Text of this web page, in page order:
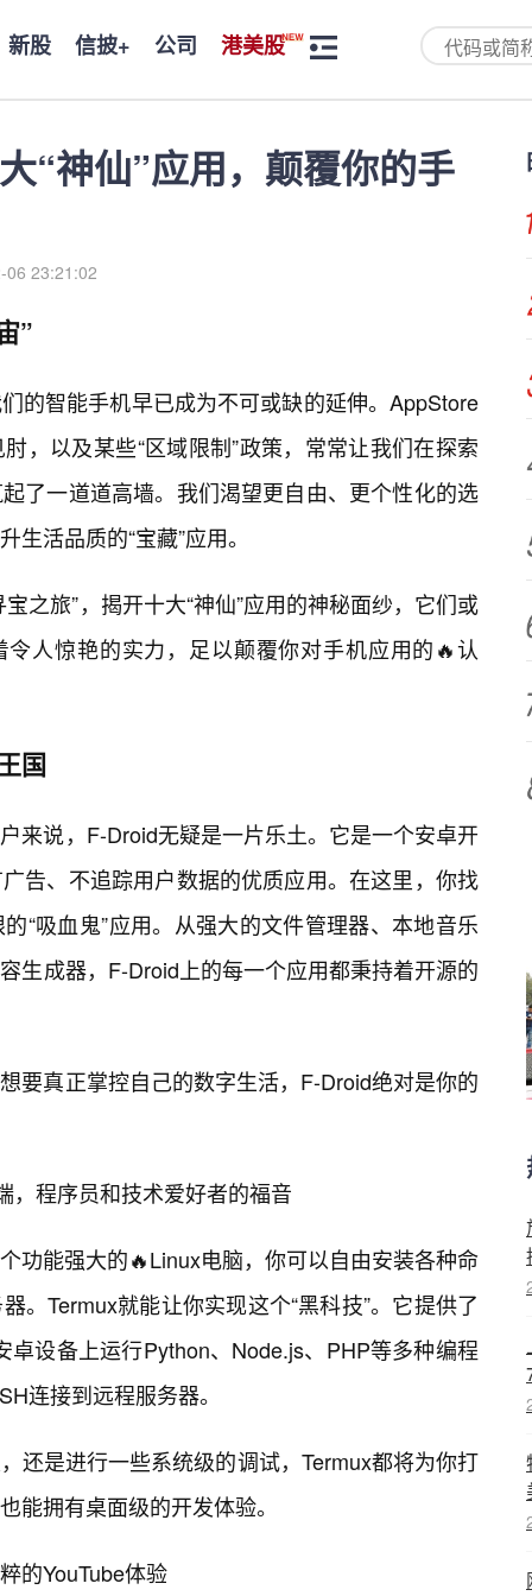
新股 信披+ 公司 港美股
“神仙”应用，颠覆你的手
06 23:21:02
”
的智能手机早已成为不可或缺的延伸。AppStore
，以及某些“区域限制”政策，常常让我们在探索
了一道道高墙。我们渴望更自由、更个性化的选
活品质的“宝藏”应用。
之旅”，揭开十大“神仙”应用的神秘面纱，它们或
人惊艳的实力，足以颠覆你对手机应用的🔥认
国
来说，F-Droid无疑是一片乐土。它是一个安卓开
告、不追踪用户数据的优质应用。在这里，你找
“吸血鬼”应用。从强大的文件管理器、本地音乐
生成器，F-Droid上的每一个应用都秉持着开源的
要真正掌控自己的数字生活，F-Droid绝对是你的
，程序员和技术爱好者的福音
功能强大的🔥Linux电脑，你可以自由安装各种命
。Termux就能让你实现这个“黑科技”。它提供了
设备上运行Python、Node.js、PHP等多种编程
连接到远程服务器。
还是进行一些系统级的调试，Termux都将为你打
能拥有桌面级的开发体验。
的YouTube体验